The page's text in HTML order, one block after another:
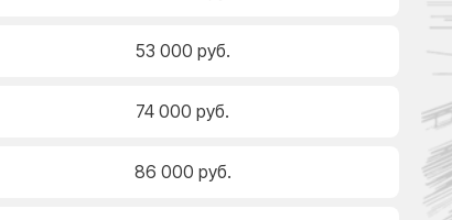
53 000 руб.
74 000 руб.
86 000 руб.